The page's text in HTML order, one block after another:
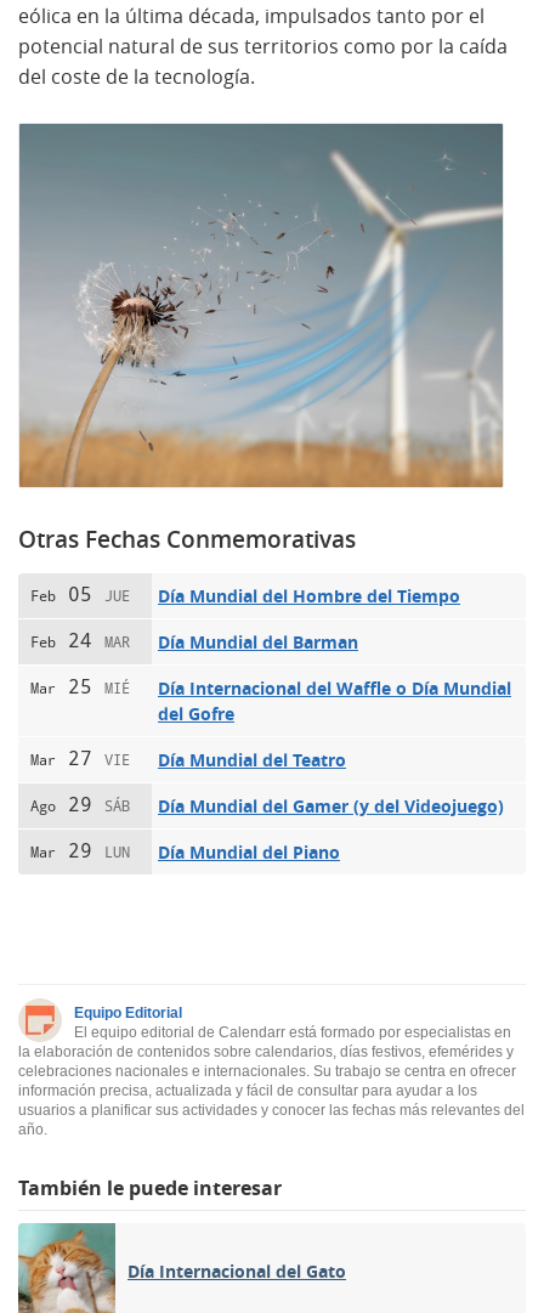
eólica en la última década, impulsados tanto por el
potencial natural de sus territorios como por la caída
del coste de la tecnología.
Otras Fechas Conmemorativas
Feb 05 JUE Día Mundial del Hombre del Tiempo
Feb 24 MAR Día Mundial del Barman
Mar 25 MIÉ
Día Internacional del Waffle o Día Mundial
del Gofre
Mar 27 VIE Día Mundial del Teatro
Ago 29 SÁB Día Mundial del Gamer (y del Videojuego)
Mar 29 LUN Día Mundial del Piano
Equipo Editorial
El equipo editorial de Calendarr está formado por especialistas en
la elaboración de contenidos sobre calendarios, días festivos, efemérides y
celebraciones nacionales e internacionales. Su trabajo se centra en ofrecer
información precisa, actualizada y fácil de consultar para ayudar a los
usuarios a planificar sus actividades y conocer las fechas más relevantes del
año.
También le puede interesar
Día Internacional del Gato